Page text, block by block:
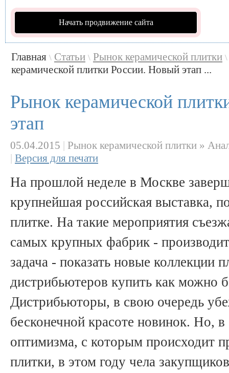
Начать продвижение сайта
Главная \ Статьи \ Рынок керамической плитки \
керамической плитки России. Новый этап ...
Рынок керамической
этап
05.04.2015 | Рынок керамической плитки »
| Версия для печати
На прошлой неделе в Москве
крупнейшая российская выставка,
плитке. На такие мероприятия
самых крупных фабрик -
задача - показать новые коллекции
дистрибьютеров купить как можно
Дистрибьюторы, в свою очередь
бесконечной красоте новинок. Но,
оптимизма, с которым происходит
плитки, в этом году чела